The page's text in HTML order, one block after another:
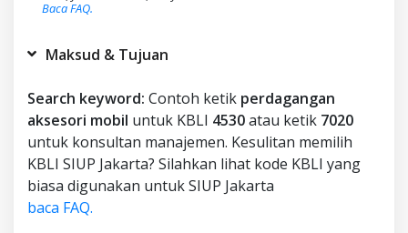
Baca FAQ.
Maksud & Tujuan
Search keyword: Contoh ketik perdagangan
aksesori mobil untuk KBLI 4530atau ketik 7020
untuk konsultan manajemen. Kesulitan memilih
KBLI SIUP Jakarta? Silahkan lihat kode KBLI yang
biasa digunakan untuk SIUP Jakarta
baca FAQ.